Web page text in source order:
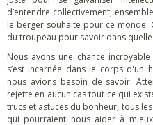
d’entendre collectivement,
le berger souhaite pour ce monde.
du troupeau pour savoir dans
Nous avons une chance
s’est incarnée dans le corps d'un
nous avions besoin de savoir.
rejette en aucun cas tout ce qui
trucs et astuces du bonheur, tous
qui pourraient nous aider à